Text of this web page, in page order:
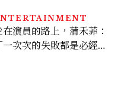
在演員的路上，蒲禾菲：
一次次的失敗都是必經過